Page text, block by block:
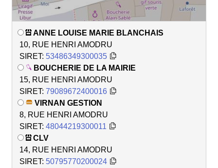
ANNE LOUISE MARIE BLANCHAIS
10, RUE HENRI AMODRU
SIRET: 53486349300035
BOUCHERIE DE LA MAIRIE
15, RUE HENRI AMODRU
SIRET: 79089672400016
VIRNAN GESTION
8, RUE HENRI AMODRU
SIRET: 48044219300011
CLV
14, RUE HENRI AMODRU
SIRET: 50795770200024